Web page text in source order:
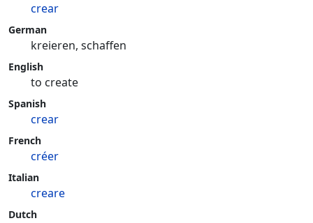
crear
German
kreieren, schaffen
English
to create
Spanish
crear
French
créer
Italian
creare
Dutch